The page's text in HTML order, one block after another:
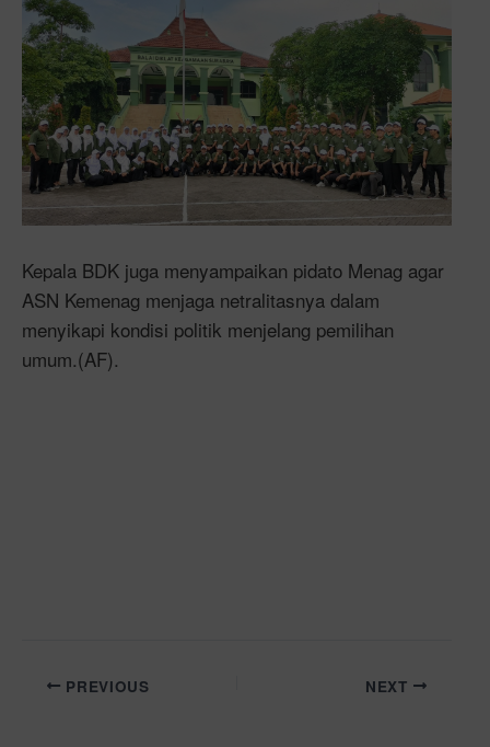
Kepala BDK juga menyampaikan pidato Menag agar
ASN Kemenag menjaga netralitasnya dalam
menyikapi kondisi politik menjelang pemilihan
umum.(AF).
PREVIOUS NEXT